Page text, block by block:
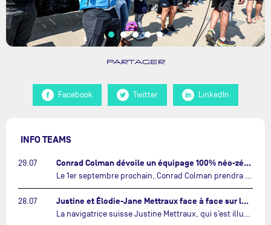
PARTAGER
Facebook Twitter LinkedIn
INFO TEAMS
29.07 Conrad Colman dévoile un équipage 100% néo-zélandais tourné vers l'avenir…
Le 1er septembre prochain, Conrad Colman prendra le départ de la première édition de The Ocean Race Atlantic, une nouvelle course IMOCA en équipage reliant New York à Lorient. À bord de MSIG Europe, le skipper néo-zélandais sera entouré de trois jeunes talents issus de la voile néo-zélandaise : Megan Thomson, Anna Merchant et Aaron Hume-Merry.…
28.07 Justine et Élodie-Jane Mettraux face à face sur la transatlantique The Ocean Race Atlantic…